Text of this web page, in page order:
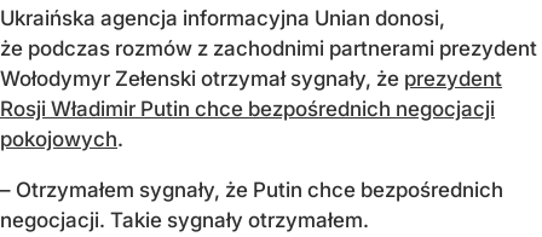
Ukraińska agencja informacyjna Unian donosi,
że podczas rozmów z zachodnimi partnerami prezydent
Wołodymyr Zełenski otrzymał sygnały, że prezydent
Rosji Władimir Putin chce bezpośrednich negocjacji
pokojowych.
– Otrzymałem sygnały, że Putin chce bezpośrednich
negocjacji. Takie sygnały otrzymałem.